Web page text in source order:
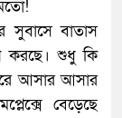
সুবাসে বাতাস
করছে। শুধু কি
আসার আসার
বেড়েছে